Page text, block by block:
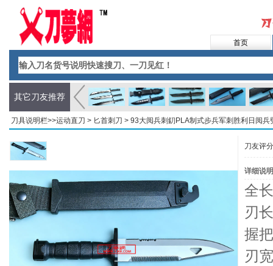
首页
其它刀友推荐
刀具说明栏>>运动直刀 > 匕首刺刀 > 93大阅兵刺釖PLA制式步兵军刺胜利日阅
刀友评
详细说明
全
刃
握
刃